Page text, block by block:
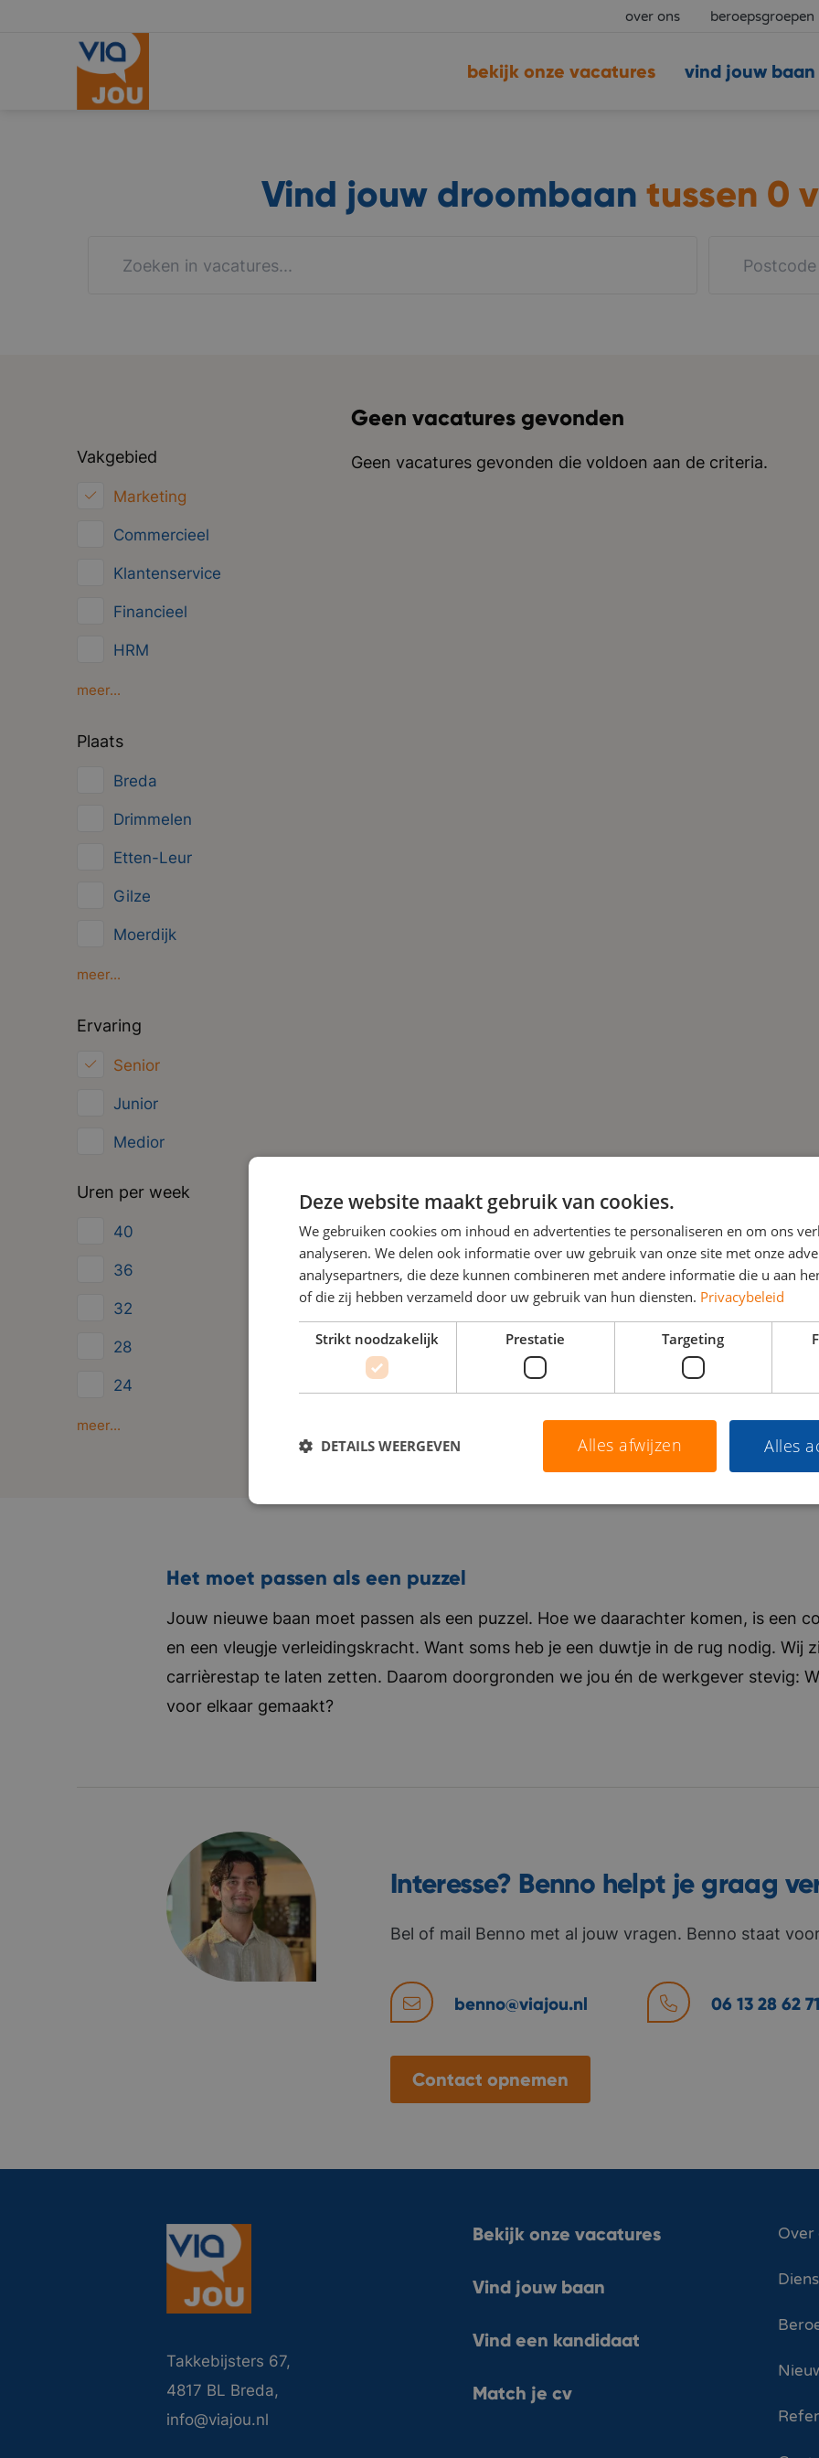
over ons beroepsgroepen
vind jouw baan
bekijk onze vacatures
Vind jouw droombaan tussen 0
Vakgebied
Marketing
Commercieel
Klantenservice
Financieel
HRM
Inkoop/Logistiek
meer...
Plaats
Breda
Drimmelen
Etten-Leur
Gilze
Moerdijk
Oosterhout
meer...
Ervaring
Senior
Junior
Medior
Uren per week
40
36
32
28
24
Minder dan 24
meer...
Geen vacatures gevonden
Geen vacatures gevonden die voldoen aan de criteria.
Het moet passen als een puzzel
Jouw nieuwe baan moet passen als een puzzel. Hoe we daarachter komen, is een
en een vleugje verleidingskracht. Want soms heb je een duwtje in de rug nodig. Wij
carrièrestap te laten zetten. Daarom doorgronden we jou én de werkgever stevig:
voor elkaar gemaakt?
Interesse? Benno helpt je graag
Bel of mail Benno met al jouw vragen. Benno staat
benno@viajou.nl 06 13 28 62
Contact opnemen
Takkebijsters 67,
4817 BL Breda,
info@viajou.nl
Bekijk onze vacatures
Vind jouw baan
Vind een kandidaat
Match je cv
Over
Deze website maakt gebruik van cookies.
We gebruiken cookies om inhoud en advertenties te personaliseren en om ons
analyseren. We delen ook informatie over uw gebruik van onze site met onze
analysepartners, die deze kunnen combineren met andere informatie die u aan
of die zij hebben verzameld door uw gebruik van hun diensten. Privacybeleid
Strikt noodzakelijk Prestatie Targeting
Alles
Alles afwijzen
DETAILS WEERGEVEN